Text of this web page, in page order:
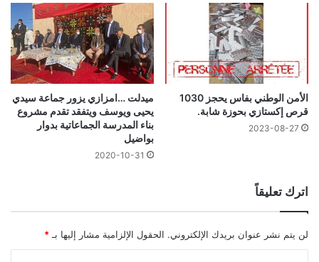
الأمن الوطني بفاس يحجز 1030
قرص إكستازي بحوزة شابة.
2023-08-27
ميدلت …امزازي يزور جماعة سيدي
يحيى ويوسف ويتفقد تقدم مشروع
بناء المدرسة الجماعاتية بدوار
بواضيل
2020-10-31
اترك تعليقاً
لن يتم نشر عنوان بريدك الإلكتروني. الحقول الإلزامية مشار إليها بـ *